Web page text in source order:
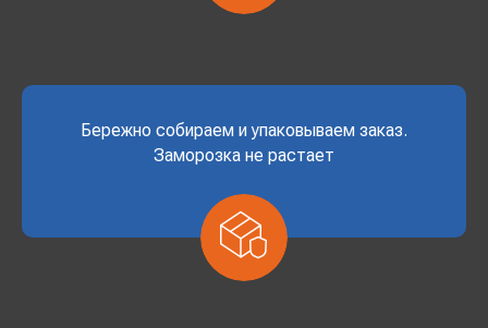
Бережно собираем и упаковываем заказ.
Заморозка не растает